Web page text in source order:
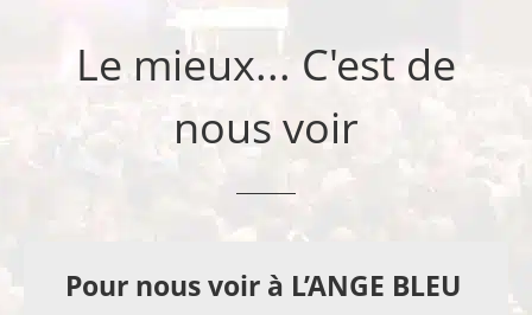
Le mieux... C'est de
nous voir
Pour nous voir à L’ANGE BLEU